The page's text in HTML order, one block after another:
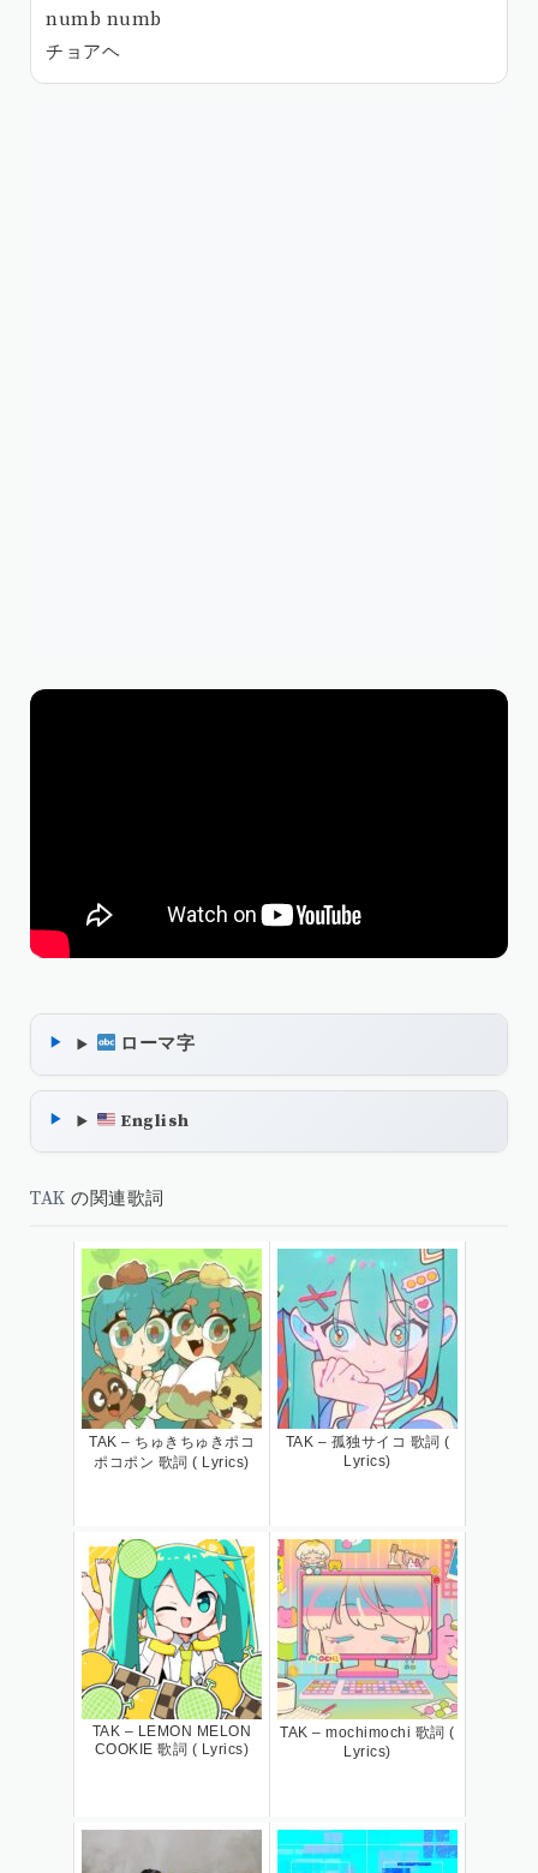
numb numb
チョアヘ
ローマ字
English
TAK の関連歌詞
TAK – ちゅきちゅきポコ
ポコポン 歌詞 ( Lyrics)
TAK – 孤独サイコ 歌詞 (
Lyrics)
TAK – LEMON MELON
COOKIE 歌詞 ( Lyrics)
TAK – mochimochi 歌詞 (
Lyrics)